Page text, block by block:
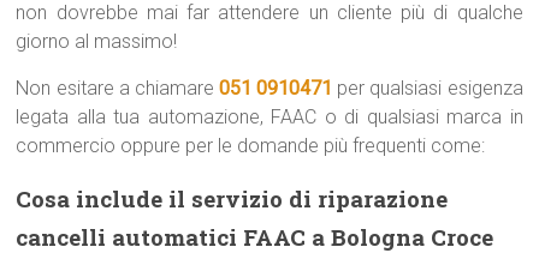
non dovrebbe mai far attendere un cliente più di qualche
giorno al massimo!
Non esitare a chiamare 051 0910471 per qualsiasi esigenza
legata alla tua automazione, FAAC o di qualsiasi marca in
commercio oppure per le domande più frequenti come:
Cosa include il servizio di riparazione
cancelli automatici FAAC a Bologna Croce